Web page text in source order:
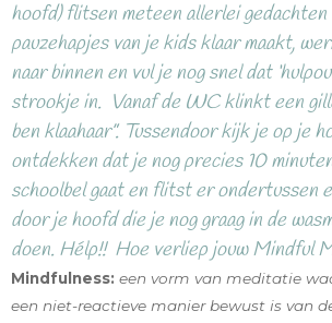
hoofd) flitsen meteen allerlei
pauzehapjes van je kids klaar maakt,
naar binnen en vul je nog snel dat
strookje in. Vanaf de WC klinkt een
ben klaahaar”. Tussendoor kijk je op je
ontdekken dat je nog precies 10
schoolbel gaat en flitst er ondertussen
door je hoofd die je nog graag in de
doen. Hélp!! Hoe verliep jouw Mindful
Mindfulness: een vorm van meditatie
een niet-reactieve manier bewust is van